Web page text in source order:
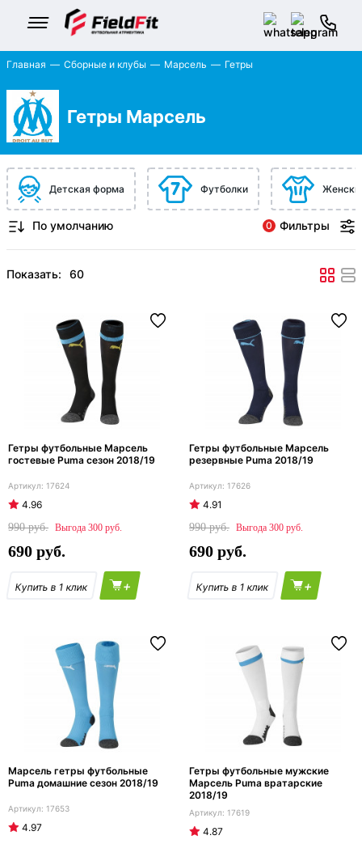
Главная Сборные и клубы Марсель Гетры
Гетры Марсель
Детская форма Футболки
0 Фильтры
Показать:
Гетры футбольные Марсель
гостевые Puma сезон 2018/19
17624
4.96
990
300
690
+
Гетры футбольные Марсель
резервные Puma 2018/19
17626
4.91
990
300
690
+
Марсель гетры футбольные
Puma домашние сезон 2018/19
17653
4.97
Гетры футбольные мужские
Марсель Puma вратарские
2018/19
17619
4.87